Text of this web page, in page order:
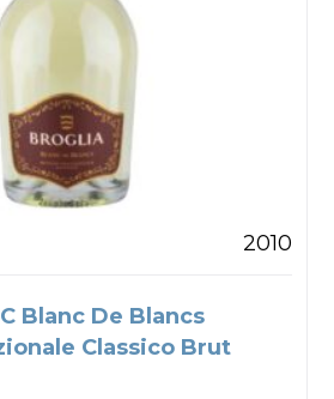
2010
Blanc De Blancs
Classico Brut